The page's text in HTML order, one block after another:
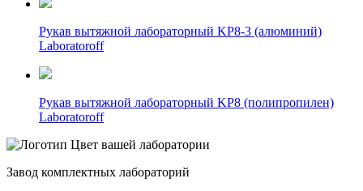
Рукав вытяжной лабораторный KP8-3 (алюминий)
Laboratoroff
Рукав вытяжной лабораторный KP8 (полипропилен)
Laboratoroff
Цвет вашей лаборатории
Завод комплектных лабораторий